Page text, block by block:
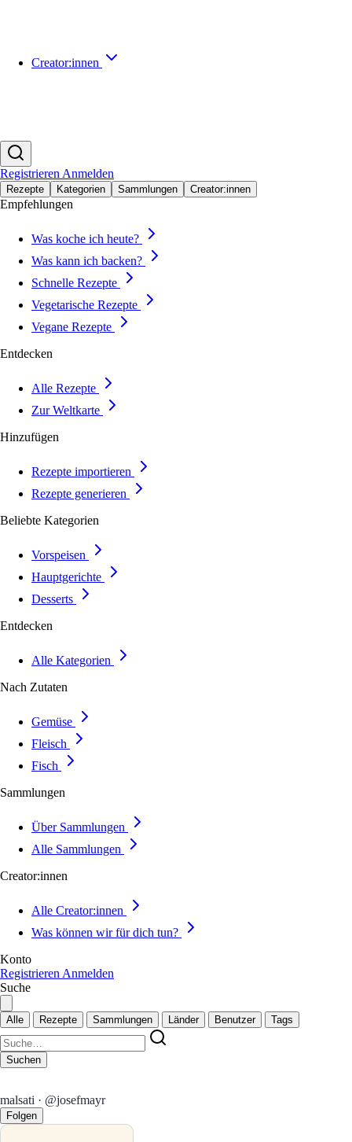
Creator:innen
Registrieren Anmelden
Rezepte Kategorien Sammlungen Creator:innen
Empfehlungen
Was koche ich heute?
Was kann ich backen?
Schnelle Rezepte
Vegetarische Rezepte
Vegane Rezepte
Entdecken
Alle Rezepte
Zur Weltkarte
Hinzufügen
Rezepte importieren
Rezepte generieren
Beliebte Kategorien
Vorspeisen
Hauptgerichte
Desserts
Entdecken
Alle Kategorien
Nach Zutaten
Gemüse
Fleisch
Fisch
Sammlungen
Über Sammlungen
Alle Sammlungen
Creator:innen
Alle Creator:innen
Was können wir für dich tun?
Konto
Registrieren Anmelden
Suche
Alle Rezepte Sammlungen Länder Benutzer Tags
Suchen
malsati · @josefmayr
Folgen